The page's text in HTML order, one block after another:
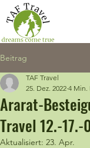
Beitrag
Ararat-
Travel 12.-
TAF Travel
25. Dez. 2022 4 Min.
Aktualisiert: 23. Apr.